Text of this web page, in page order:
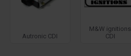
Autronic CDI
M&W ignitions
CDI